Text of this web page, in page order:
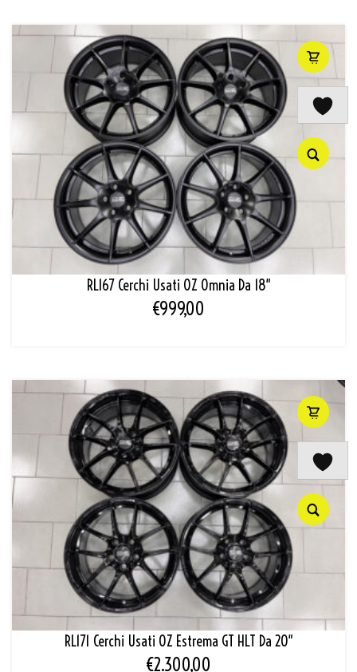
RL167 Cerchi Usati OZ Omnia Da 18″
€999,00
RL171 Cerchi Usati OZ Estrema GT HLT Da 20″
€2.300,00